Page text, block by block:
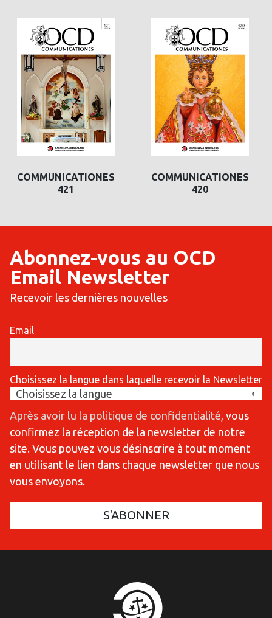
COMMUNICATIONES
421
COMMUNICATIONES
420
Abonnez-vous au OCD
Email Newsletter
Recevoir les dernières nouvelles
Email
Choisissez la langue dans laquelle recevoir la Newsletter
Après avoir lu la politique de confidentialité, vous
confirmez la réception de la newsletter de notre
site. Vous pouvez vous désinscrire à tout moment
en utilisant le lien dans chaque newsletter que nous
vous envoyons.